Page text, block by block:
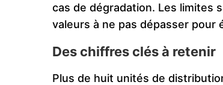
cas de dégradation. Les limites
valeurs à ne pas dépasser pour
Des chiffres clés à retenir
Plus de huit unités de